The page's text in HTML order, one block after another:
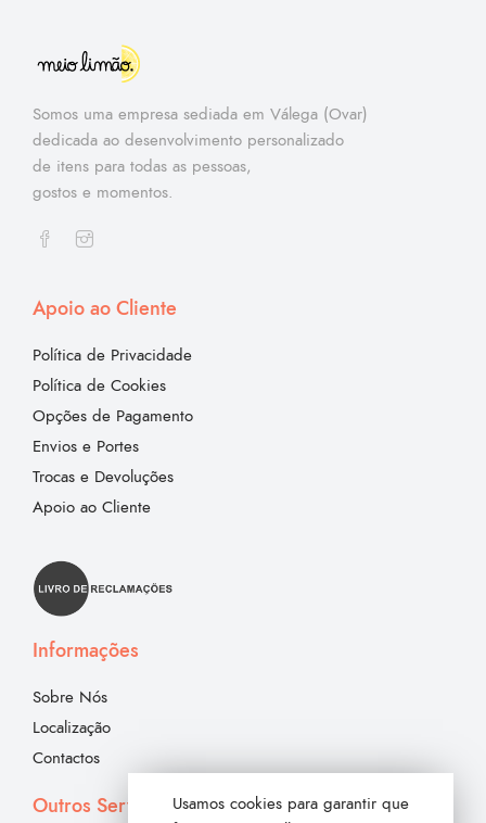
Somos uma empresa sediada em Válega (Ovar)
dedicada ao desenvolvimento personalizado
de itens para todas as pessoas,
gostos e momentos.
Apoio ao Cliente
Política de Privacidade
Política de Cookies
Opções de Pagamento
Envios e Portes
Trocas e Devoluções
Apoio ao Cliente
Informações
Sobre Nós
Localização
Contactos
Outros Serviços
Usamos cookies para garantir que